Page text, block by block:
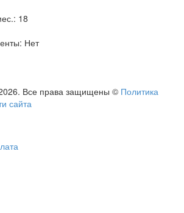
18
Нет
Все права защищены © Политика
сайта